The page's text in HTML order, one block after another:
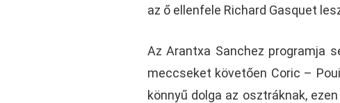
az ő ellenfele Richard Gasquet
Az Arantxa Sanchez programja
meccseket követően Coric –
könnyű dolga az osztráknak,